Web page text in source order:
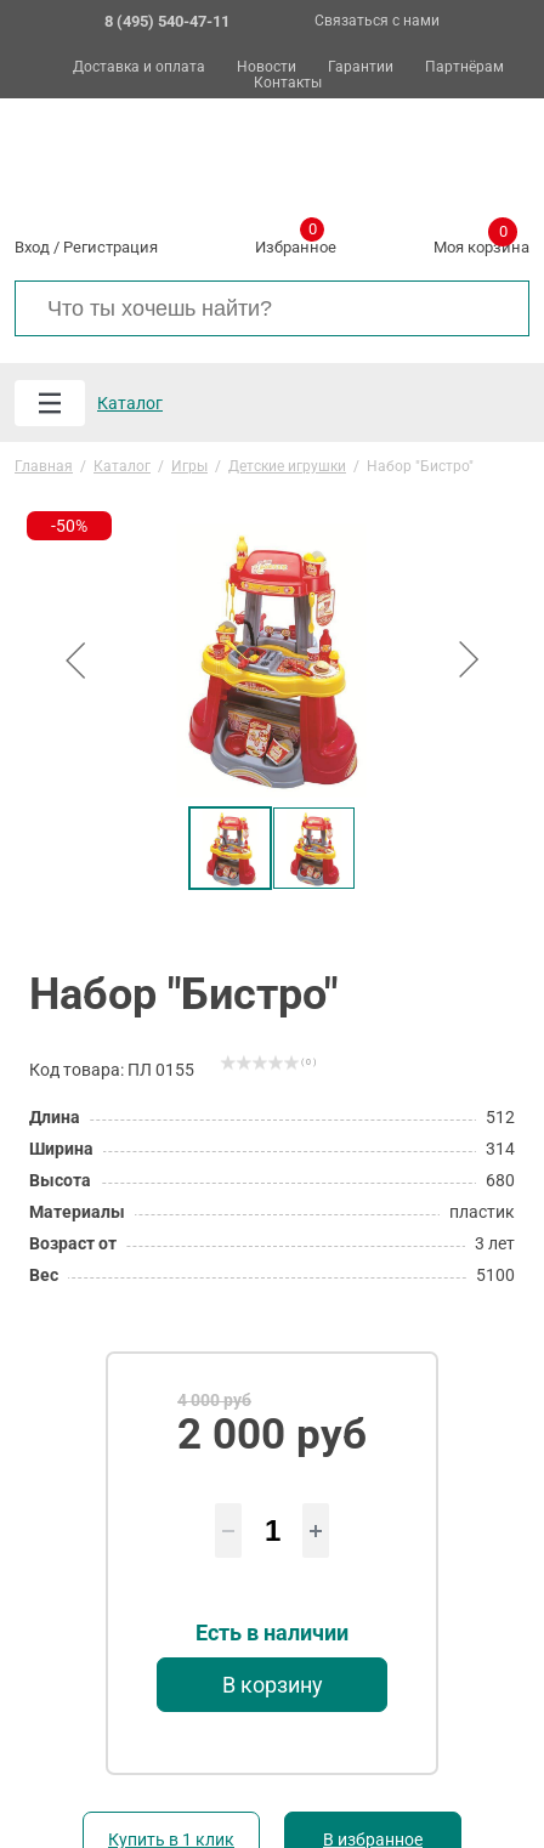
8 (495) 540-47-11 Связаться с нами
Доставка и оплата Новости Гарантии
Партнёрам
Контакты
Вход / Регистрация Избранное
0
Моя корзина
0
Каталог
Главная / Каталог / Игры / Детские игрушки / Набор "Бистро"
-50%
Набор "Бистро"
Код товара: ПЛ 0155 ( 0 )
Длина
512
Ширина
314
Высота
680
Материалы
пластик
Возраст от
3 лет
Вес
5100
4 000 руб
2 000 руб
Есть в наличии
В корзину
Купить в 1 клик В избранное